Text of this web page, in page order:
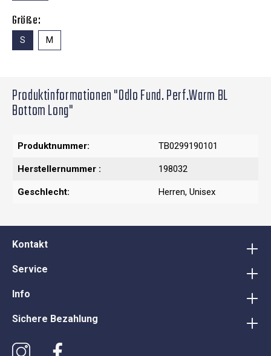
Größe:
S M
Produktinformationen "Odlo Fund. Perf.Warm BL
Bottom Long"
Produktnummer: TB0299190101
Herstellernummer : 198032
Geschlecht: Herren, Unisex
Kontakt
Service
Info
Sichere Bezahlung